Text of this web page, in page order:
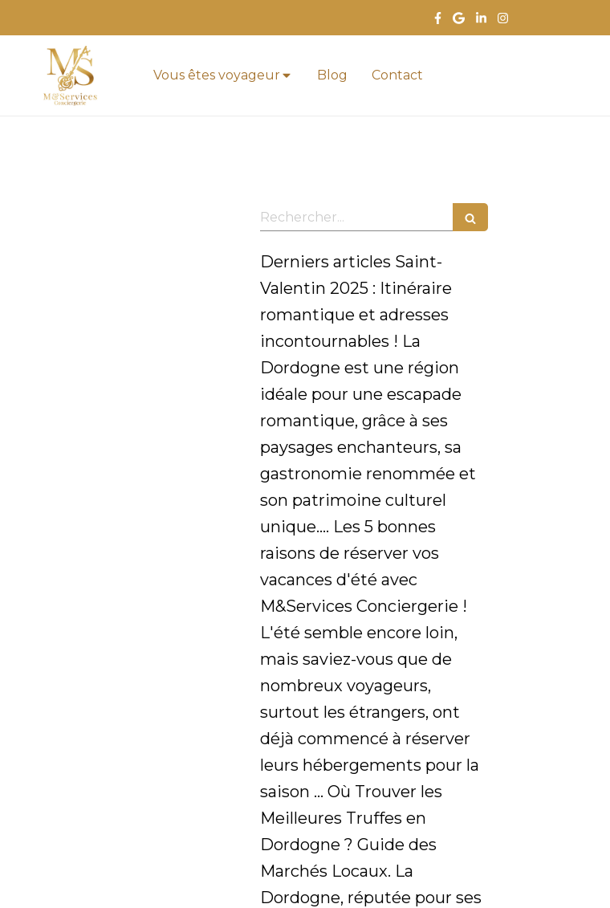
Vous êtes voyageur Blog Contact
Rechercher
Derniers articles Saint-
Valentin 2025 : Itinéraire
romantique et adresses
incontournables ! La
Dordogne est une région
idéale pour une escapade
romantique, grâce à ses
paysages enchanteurs, sa
gastronomie renommée et
son patrimoine culturel
unique.... Les 5 bonnes
raisons de réserver vos
vacances d'été avec
M&Services Conciergerie !
L'été semble encore loin,
mais saviez-vous que de
nombreux voyageurs,
surtout les étrangers, ont
déjà commencé à réserver
leurs hébergements pour la
saison ... Où Trouver les
Meilleures Truffes en
Dordogne ? Guide des
Marchés Locaux. La
Dordogne, réputée pour ses